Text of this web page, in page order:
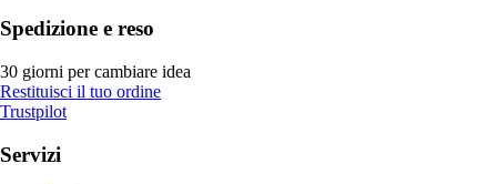
Spedizione e reso
30 giorni per cambiare idea
Restituisci il tuo ordine
Trustpilot
Servizi